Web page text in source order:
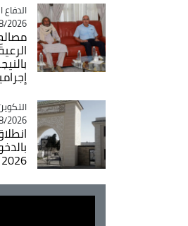
- 17:49
- 12:41
2026